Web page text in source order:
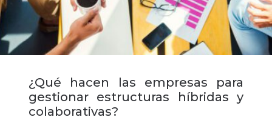
¿Qué hacen las empresas para
gestionar estructuras híbridas y
colaborativas?